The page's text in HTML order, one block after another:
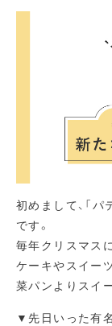
初めまして、「
です。
毎年クリスマス
ケーキやスイー
菜パンよりスイ
▼先日いった有